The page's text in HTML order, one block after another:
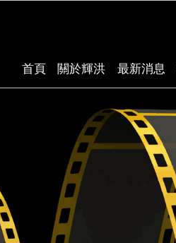
首頁 關於輝洪 最新消息